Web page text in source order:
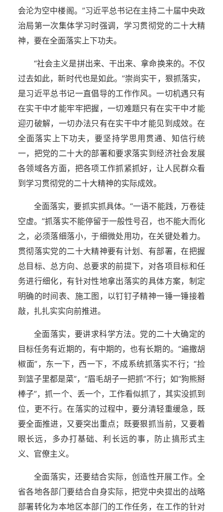
会沦为空中楼阁。”习近平总书记在主持二十届中央政
治局第一次集体学习时强调，学习贯彻党的二十大精
神，要在全面落实上下功夫。
“社会主义是拼出来、干出来、拿命换来的。不仅
过去如此，新时代也是如此。”崇尚实干，狠抓落实，
是习近平总书记一直倡导的工作作风。一切机遇只有
在实干中才能牢牢把握，一切难题只有在实干中才能
迎刃破解，一切办法只有在实干中才能见到成效。在
全面落实上下功夫，要坚持学思用贯通、知信行统
一，把党的二十大的部署和要求落实到经济社会发展
各领域各方面，把各项工作抓紧抓好，让人民群众看
到学习贯彻党的二十大精神的实际成效。
全面落实，要抓实抓具体。“一语不能践，万卷徒
空虚。”抓落实不能停留于一般性号召，也不能大而化
之，必须落细落小，于细微处用功，在关键处着力。
贯彻落实党的二十大精神要有计划、有部署，在把握
总目标、总方向、总要求的前提下，对各项目标和任
务进行细化，有针对性地拿出落实的具体方案，制定
明确的时间表、施工图，以钉钉子精神一锤一锤接着
敲，扎扎实实向前推进。
全面落实，要讲求科学方法。党的二十大确定的
目标任务有近期的，有中期的，也有长期的。“遍撒胡
椒面”，东一下，西一下，不成系统抓落实不行；“捡
到篮子里都是菜”，“眉毛胡子一把抓”不行；如“狗熊掰
棒子”，抓一个、丢一个，工作看似抓了，其实没抓到
位，更不行。在落实的过程中，要分清轻重缓急，既
要全面推进，又要突出重点；既要狠抓当前，又要着
眼长远，多办打基础、利长远的事，防止搞形式主
义、官僚主义。
全面落实，还要结合实际，创造性开展工作。全
省各地各部门要结合自身实际，把党中央提出的战略
部署转化为本地区本部门的工作任务，在工作的针对